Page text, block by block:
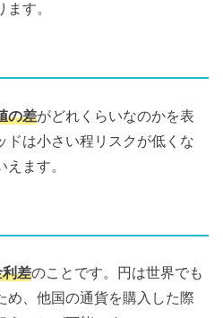
す。
の差がどれくらいなのかを表
ドは小さい程リスクが低くな
ます。
差のことです。円は世界でも
め、他国の通貨を購入した際